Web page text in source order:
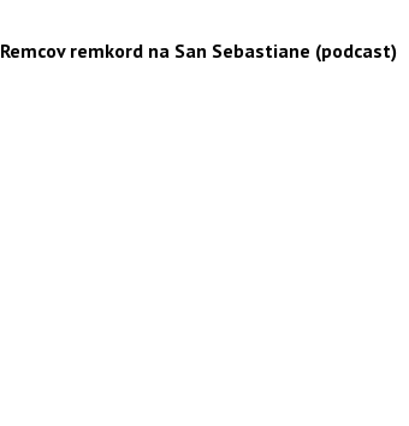
Remcov remkord na San Sebastiane (podcast)